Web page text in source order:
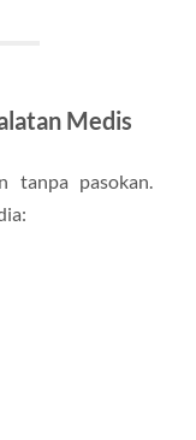
Medis
tanpa pasokan.